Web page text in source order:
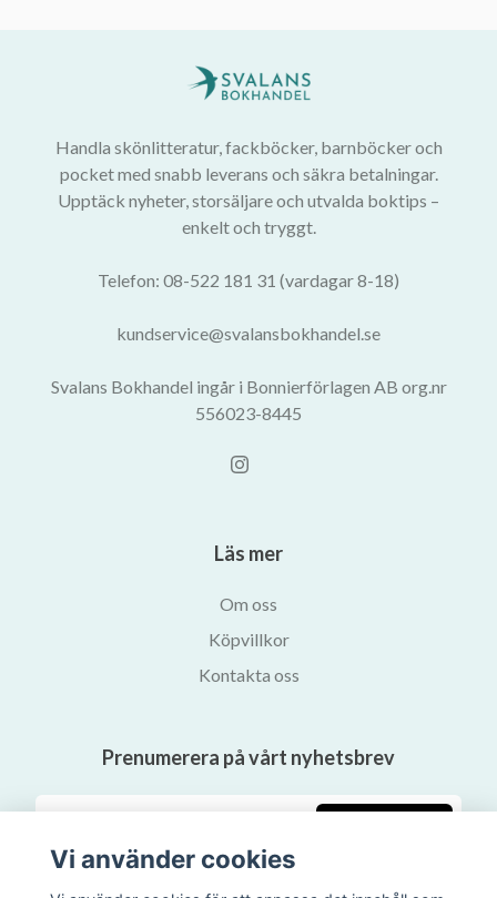
Handla skönlitteratur, fackböcker, barnböcker och
pocket med snabb leverans och säkra betalningar.
Upptäck nyheter, storsäljare och utvalda boktips –
enkelt och tryggt.
Telefon: 08-522 181 31 (vardagar 8-18)
kundservice@svalansbokhandel.se
Svalans Bokhandel ingår i Bonnierförlagen AB org.nr
556023-8445
Läs mer
Om oss
Köpvillkor
Kontakta oss
Prenumerera på vårt nyhetsbrev
Vi använder cookies